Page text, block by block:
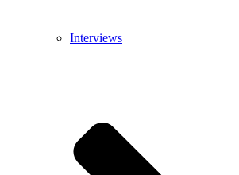
Interviews